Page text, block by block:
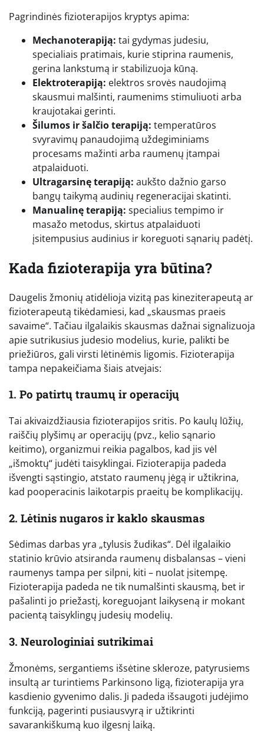
Pagrindinės fizioterapijos kryptys apima:
Mechanoterapiją: tai gydymas judesiu,
specialiais pratimais, kurie stiprina raumenis,
gerina lankstumą ir stabilizuoja kūną.
Elektroterapiją: elektros srovės naudojimą
skausmui malšinti, raumenims stimuliuoti arba
kraujotakai gerinti.
Šilumos ir šalčio terapiją: temperatūros
svyravimų panaudojimą uždegiminiams
procesams mažinti arba raumenų įtampai
atpalaiduoti.
Ultragarsinę terapiją: aukšto dažnio garso
bangų taikymą audinių regeneracijai skatinti.
Manualinę terapiją: specialius tempimo ir
masažo metodus, skirtus atpalaiduoti
įsitempusius audinius ir koreguoti sąnarių padėtį.
Kada fizioterapija yra būtina?
Daugelis žmonių atidėlioja vizitą pas kineziterapeutą ar
fizioterapeutą tikėdamiesi, kad „skausmas praeis
savaime“. Tačiau ilgalaikis skausmas dažnai signalizuoja
apie sutrikusius judesio modelius, kurie, palikti be
priežiūros, gali virsti lėtinėmis ligomis. Fizioterapija
tampa nepakeičiama šiais atvejais:
1. Po patirtų traumų ir operacijų
Tai akivaizdžiausia fizioterapijos sritis. Po kaulų lūžių,
raiščių plyšimų ar operacijų (pvz., kelio sąnario
keitimo), organizmui reikia pagalbos, kad jis vėl
„išmoktų“ judėti taisyklingai. Fizioterapija padeda
išvengti sąstingio, atstato raumenų jėgą ir užtikrina,
kad pooperacinis laikotarpis praeitų be komplikacijų.
2. Lėtinis nugaros ir kaklo skausmas
Sėdimas darbas yra „tylusis žudikas“. Dėl ilgalaikio
statinio krūvio atsiranda raumenų disbalansas – vieni
raumenys tampa per silpni, kiti – nuolat įsitempę.
Fizioterapija padeda ne tik numalšinti skausmą, bet ir
pašalinti jo priežastį, koreguojant laikyseną ir mokant
pacientą taisyklingų judesių modelių.
3. Neurologiniai sutrikimai
Žmonėms, sergantiems išsėtine skleroze, patyrusiems
insultą ar turintiems Parkinsono ligą, fizioterapija yra
kasdienio gyvenimo dalis. Ji padeda išsaugoti judėjimo
funkciją, pagerinti pusiausvyrą ir užtikrinti
savarankiškumą kuo ilgesnį laiką.